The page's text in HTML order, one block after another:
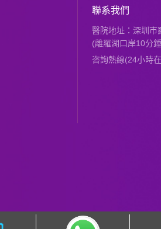
聯系我們
醫院地址：深圳市
(離羅湖口岸10分
咨詢熱線(24小時